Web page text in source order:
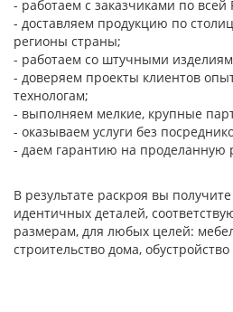
- работаем с заказчиками по всей
- доставляем продукцию по
регионы страны;
- работаем со штучными
- доверяем проекты клиентов
технологам;
- выполняем мелкие, крупные
- оказываем услуги без
- даем гарантию на проделанную
В результате раскроя вы
идентичных деталей,
размерам, для любых целей:
строительство дома,